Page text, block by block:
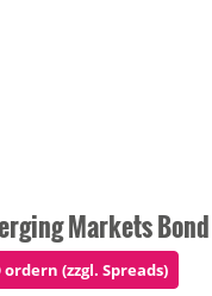
Markets
(zzgl. Spreads)